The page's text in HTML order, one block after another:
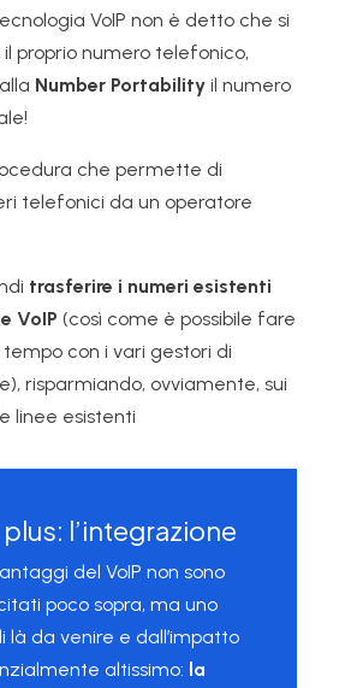
VoIP non è detto che si
proprio numero telefonico,
Number Portabilityil numero
che permette di
telefonici da un operatore
trasferire i numeri esistenti
VoIP (così come è possibile fare
tempo con i vari gestori di
risparmiando, ovviamente, sui
linee esistenti
l’integrazione
del VoIP non sono
poco sopra, ma uno
là da venire e dall’impatto
altissimo: la